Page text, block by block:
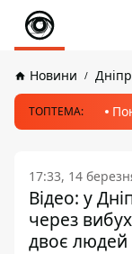
Новини
ТОПТЕМА:
17:33, 14
Відео: у
через
двоє людей